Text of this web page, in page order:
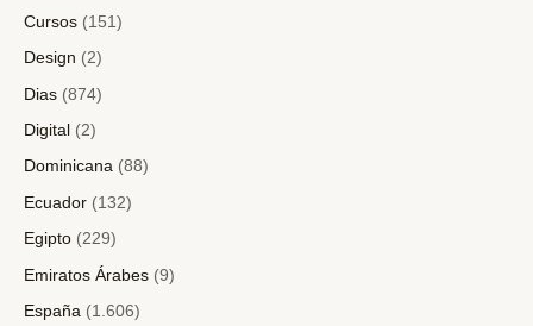
Cursos (151)
Design (2)
Dias (874)
Digital (2)
Dominicana (88)
Ecuador (132)
Egipto (229)
Emiratos Árabes (9)
España (1.606)